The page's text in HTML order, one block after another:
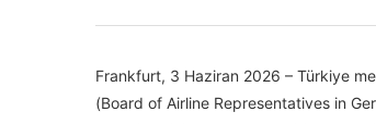
Frankfurt, 3 Haziran 2026 – Türkiye
(Board of Airline Representatives in